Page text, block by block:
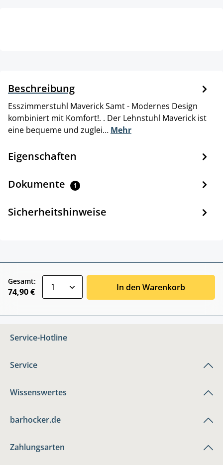
Beschreibung
Esszimmerstuhl Maverick Samt - Modernes Design
kombiniert mit Komfort!. . Der Lehnstuhl Maverick ist
eine bequeme und zuglei… Mehr
Eigenschaften
Dokumente 1
Sicherheitshinweise
Gesamt:
74,90 € In den Warenkorb
Service-Hotline
Service
Wissenswertes
barhocker.de
Zahlungsarten